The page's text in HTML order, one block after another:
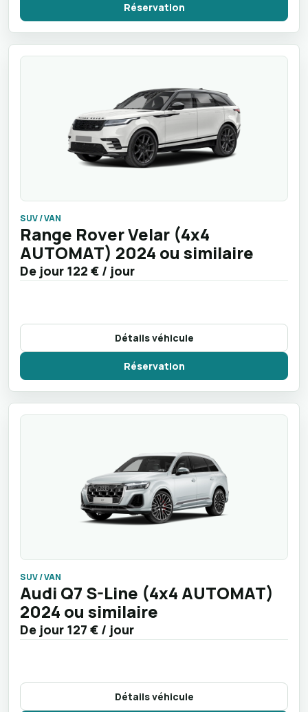
Réservation
SUV / VAN
Range Rover Velar (4x4
AUTOMAT) 2024 ou similaire
De jour 122 € / jour
Détails véhicule
Réservation
SUV / VAN
Audi Q7 S-Line (4x4 AUTOMAT)
2024 ou similaire
De jour 127 € / jour
Détails véhicule